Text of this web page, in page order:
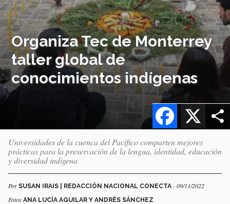
Organiza Tec de Monterrey
taller global de
conocimientos indígenas
X
Facebook
Universidades de la cuenca del Pacífico comparten mejores
prácticas para la preservación de la lengua, identidad, educación
y diversidad indígena
Por SUSAN IRAIS | REDACCIÓN NACIONAL CONECTA - 09/11/2022
Fotos ANA LUCÍA AGUILAR Y ANDRÉS SÁNCHEZ